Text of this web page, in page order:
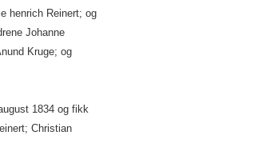
henrich Reinert; og
Johanne
Kruge; og
1834 og fikk
Christian